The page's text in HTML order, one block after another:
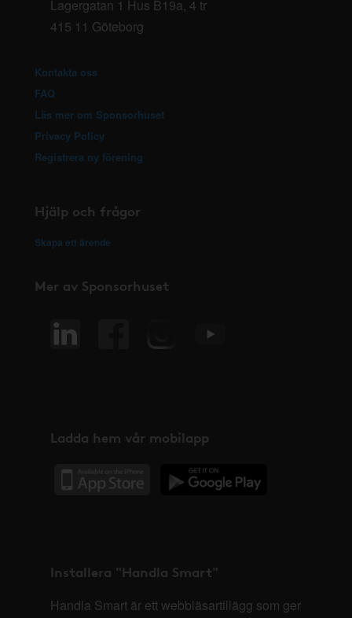
Lagergatan 1 Hus B19a, 4 tr
415 11 Göteborg
Kontakta oss
FAQ
Läs mer om Sponsorhuset
Privacy Policy
Registrera ny förening
Hjälp och frågor
Skapa ett ärende
Mer av Sponsorhuset
Ladda hem vår mobilapp
Installera "Handla Smart"
Handla Smart är ett webbläsartillägg som ger